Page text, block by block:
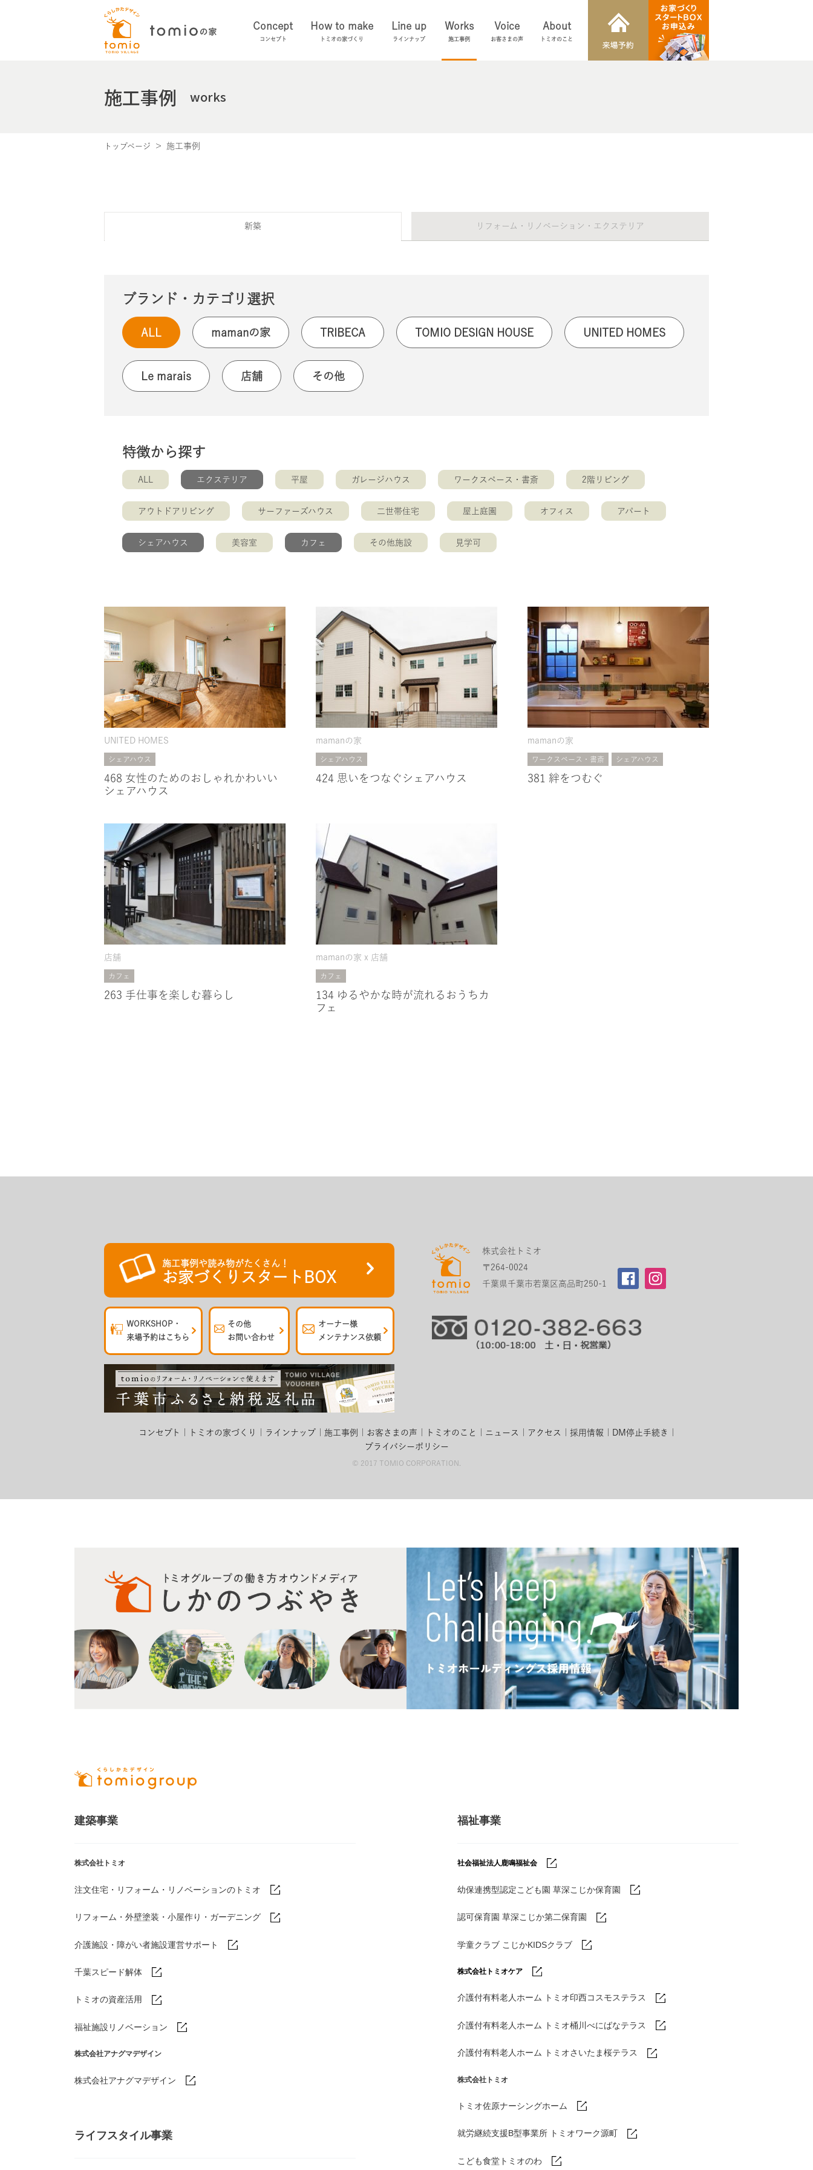
Concept
コンセプト
How to make
トミオの家づくり
Line up
ラインナップ
Works
施工事例
Voice
お客さまの声
About
トミオのこと
施工事例 works
トップページ 施工事例
新築 リフォーム・リノベーション・エクステリア
ブランド・カテゴリ選択
ALL mamanの家 TRIBECA TOMIO DESIGN HOUSE UNITED HOMES
Le marais 店舗 その他
特徴から探す
ALL エクステリア 平屋 ガレージハウス ワークスペース・書斎 2階リビング
アウトドアリビング サーファーズハウス 二世帯住宅 屋上庭園 オフィス アパート
シェアハウス 美容室 カフェ その他施設 見学可
UNITED HOMES
シェアハウス
468 女性のためのおしゃれかわいい
シェアハウス
mamanの家
シェアハウス
424 思いをつなぐシェアハウス
mamanの家
ワークスペース・書斎 シェアハウス
381 絆をつむぐ
店舗
カフェ
263 手仕事を楽しむ暮らし
mamanの家 x 店舗
カフェ
134 ゆるやかな時が流れるおうちカ
フェ
施工事例や読み物がたくさん！
お家づくりスタートBOX
WORKSHOP・
来場予約はこちら
その他
お問い合わせ
オーナー様
メンテナンス依頼
株式会社トミオ
〒264-0024
千葉県千葉市若葉区高品町250-1
コンセプト トミオの家づくり ラインナップ 施工事例 お客さまの声 トミオのこと ニュース アクセス 採用情報
DM停止手続き
プライバシーポリシー
© 2017 TOMIO CORPORATION.
建築事業
株式会社トミオ
注文住宅・リフォーム・リノベーションのトミオ
リフォーム・外壁塗装・小屋作り・ ガーデニング
介護施設・障がい者施設運営サポート
千葉スピード解体
トミオの資産活用
福祉施設リノベーション
株式会社アナグマデザイン
株式会社アナグマデザイン
ライフスタイル事業
福祉事業
社会福祉法人鹿鳴福祉会
幼保連携型認定こども園 草深こじか保育園
認可保育園 草深こじか第二保育園
学童クラブ こじかKIDSクラブ
株式会社トミオケア
介護付有料老人ホーム トミオ印西コスモステラス
介護付有料老人ホーム トミオ桶川べにばなテラス
介護付有料老人ホーム トミオさいたま桜テラス
株式会社トミオ
トミオ佐原ナーシングホーム
就労継続支援B型事業所 トミオワーク源町
こども食堂トミオのわ